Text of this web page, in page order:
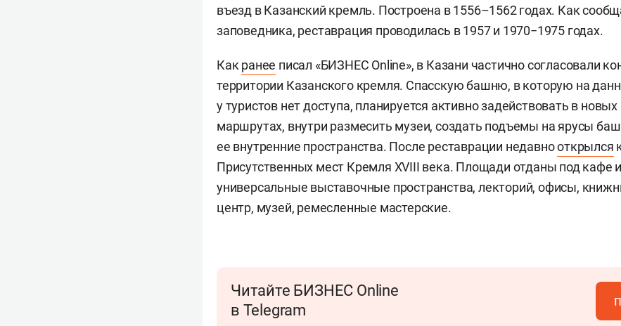
въезд в Казанский кремль. Построена в 1556–1562 годах. Как
заповедника, реставрация проводилась в 1957 и 1970−1975 годах.
Как ранее писал «БИЗНЕС Online», в Казани частично согласовали
территории Казанского кремля. Спасскую башню, в которую на
у туристов нет доступа, планируется активно задействовать в
маршрутах, внутри размесить музеи, создать подъемы на ярусы
ее внутренние пространства. После реставрации недавнооткрылся
Присутственных мест Кремля XVIII века. Площади отданы под кафе
универсальные выставочные пространства, лекторий, офисы,
центр, музей, ремесленные мастерские.
Читайте БИЗНЕС Online
в Telegram